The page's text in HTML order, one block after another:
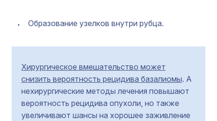
Образование узелков внутри рубца.
Хирургическое вмешательство может
снизить вероятность рецидива базалиомы. А
нехирургические методы лечения повышают
вероятность рецидива опухоли, но также
увеличивают шансы на хорошее заживление